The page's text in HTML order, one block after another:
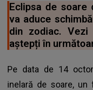
Eclipsa de soare
va aduce
din zodiac.
aștepți în
Pe data de 14
inelară de soare,